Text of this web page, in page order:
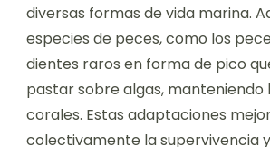
diversas formas de vida marina.
especies de peces, como los
dientes raros en forma de pico
pastar sobre algas, manteniendo
corales. Estas adaptaciones
colectivamente la supervivencia